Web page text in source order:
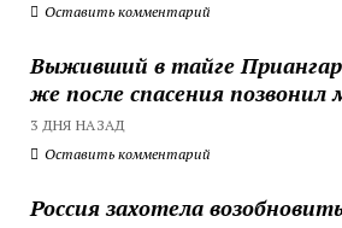
Оставить комментарий
Выживший в тайге
же после спасения позвонил
3 ДНЯ НАЗАД
Оставить комментарий
Россия захотела